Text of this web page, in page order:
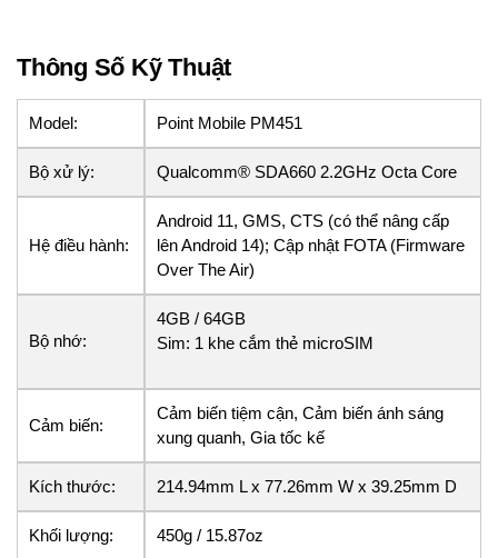
Thông Số Kỹ Thuật
Model: Point Mobile PM451
Bộ xử lý: Qualcomm® SDA660 2.2GHz Octa Core
Hệ điều hành:
Android 11, GMS, CTS (có thể nâng cấp
lên Android 14); Cập nhật FOTA (Firmware
Over The Air)
Bộ nhớ:
4GB / 64GB
Sim: 1 khe cắm thẻ microSIM
Cảm biến:
Cảm biến tiệm cận, Cảm biến ánh sáng
xung quanh, Gia tốc kế
Kích thước: 214.94mm L x 77.26mm W x 39.25mm D
Khối lượng: 450g / 15.87oz